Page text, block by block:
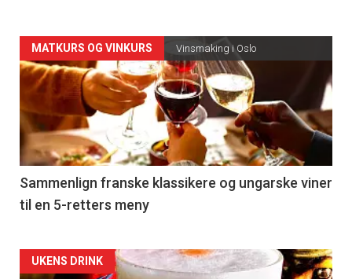
Forsiden
akkurat
nå
-
5
MATKURS OG VINKURS Vinsmaking i Oslo
Sammenlign franske klassikere og ungarske viner
til en 5-retters meny
Forsiden
UKENS DRINK